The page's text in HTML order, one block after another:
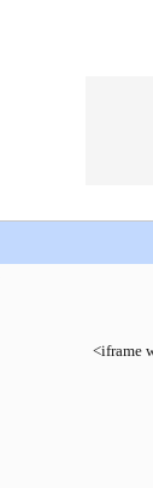
<iframe